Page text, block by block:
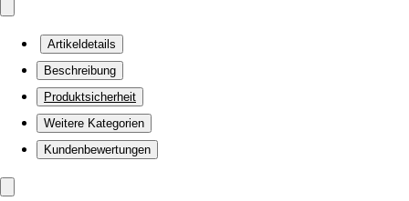
Artikeldetails
Beschreibung
Produktsicherheit
Weitere Kategorien
Kundenbewertungen